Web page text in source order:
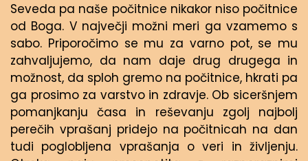
Seveda pa naše počitnice nikakor niso počitnice
od Boga. V največji možni meri ga vzamemo s
sabo. Priporočimo se mu za varno pot, se mu
zahvaljujemo, da nam daje drug drugega in
možnost, da sploh gremo na počitnice, hkrati pa
ga prosimo za varstvo in zdravje. Ob siceršnjem
pomanjkanju časa in reševanju zgolj najbolj
perečih vprašanj pridejo na počitnicah na dan
tudi poglobljena vprašanja o veri in življenju.